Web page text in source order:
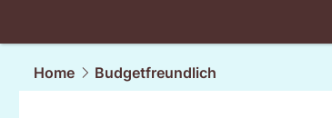
Home
Budgetfreundlich